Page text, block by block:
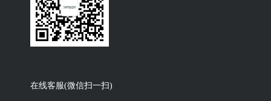
在线客服(微信扫一扫)